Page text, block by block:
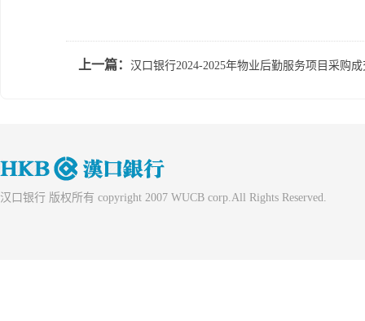
上一篇： 汉口银行2024-2025年物业后勤服务项目采购
汉口银行 版权所有 copyright 2007 WUCB corp.All Rights Reserved.